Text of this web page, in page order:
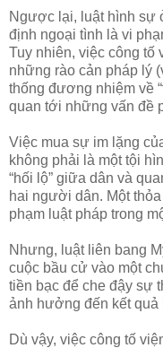
Ngược lại, luật hình sự
định ngoại tình là vi
Tuy nhiên, việc công tố
những rào cản pháp lý
thống đương nhiệm về
quan tới những vấn đề
Việc mua sự im lặng
không phải là một tội
“hối lộ” giữa dân và
hai người dân. Một
phạm luật pháp trong
Nhưng, luật liên bang
cuộc bầu cử vào một
tiền bạc để che đậy sự
ảnh hưởng đến kết
Dù vậy, việc công tố